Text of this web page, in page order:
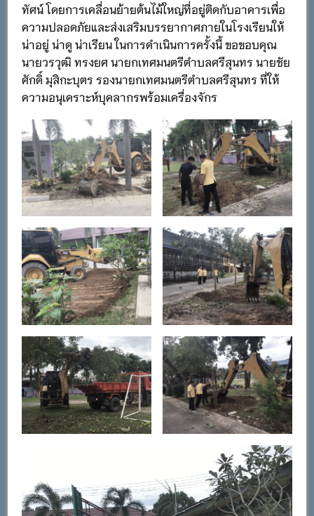
ทัศน์ โดยการเคลื่อนย้ายต้นไม้ใหญ่ที่อยู่ติดกับอาคารเพื่อ
ความปลอดภัยและส่งเสริมบรรยากาศภายในโรงเรียนให้
น่าอยู่ น่าดู น่าเรียน ในการดำเนินการครั้งนี้ ขอขอบคุณ
นายวรวุฒิ ทรงยศ นายกเทศมนตรีตำบลศรีสุนทร นายชัย
ศักดิ์ มุสิกะบุตร รองนายกเทศมนตรีตำบลศรีสุนทร ที่ให้
ความอนุเคราะห์บุคลากรพร้อมเครื่องจักร